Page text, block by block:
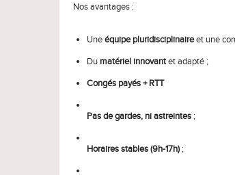
Nos avantages :
Uneéquipe pluridisciplinaireet une
Du matériel innovantet adapté ;
Congés payés + RTT
Pas de gardes, ni astreintes ;
Horaires stables (9h-17h);